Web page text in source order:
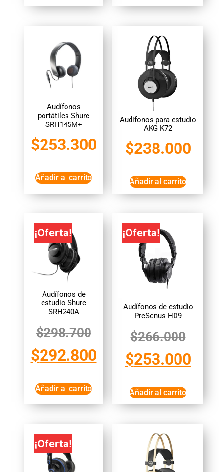
Audífonos
portátiles Shure
SRH145M+
$253.300
Añadir al carrito
Audifonos para estudio
AKG K72
$238.000
Añadir al carrito
¡Oferta!
Audífonos de
estudio Shure
SRH240A
$298.700
$292.800
Añadir al carrito
¡Oferta!
Audífonos de estudio
PreSonus HD9
$266.000
$253.000
Añadir al carrito
¡Oferta!